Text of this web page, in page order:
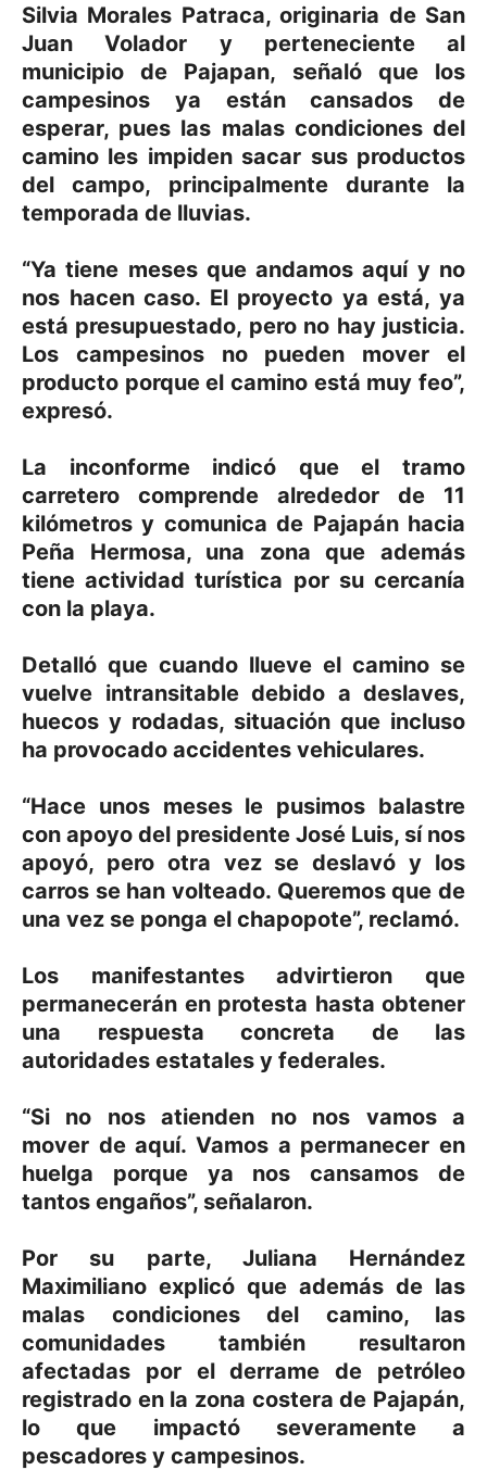
Silvia Morales Patraca, originaria de San
Juan Volador y perteneciente al
municipio de Pajapan, señaló que los
campesinos ya están cansados de
esperar, pues las malas condiciones del
camino les impiden sacar sus productos
del campo, principalmente durante la
temporada de lluvias.
“Ya tiene meses que andamos aquí y no
nos hacen caso. El proyecto ya está, ya
está presupuestado, pero no hay justicia.
Los campesinos no pueden mover el
producto porque el camino está muy feo”,
expresó.
La inconforme indicó que el tramo
carretero comprende alrededor de 11
kilómetros y comunica de Pajapán hacia
Peña Hermosa, una zona que además
tiene actividad turística por su cercanía
con la playa.
Detalló que cuando llueve el camino se
vuelve intransitable debido a deslaves,
huecos y rodadas, situación que incluso
ha provocado accidentes vehiculares.
“Hace unos meses le pusimos balastre
con apoyo del presidente José Luis, sí nos
apoyó, pero otra vez se deslavó y los
carros se han volteado. Queremos que de
una vez se ponga el chapopote”, reclamó.
Los manifestantes advirtieron que
permanecerán en protesta hasta obtener
una respuesta concreta de las
autoridades estatales y federales.
“Si no nos atienden no nos vamos a
mover de aquí. Vamos a permanecer en
huelga porque ya nos cansamos de
tantos engaños”, señalaron.
Por su parte, Juliana Hernández
Maximiliano explicó que además de las
malas condiciones del camino, las
comunidades también resultaron
afectadas por el derrame de petróleo
registrado en la zona costera de Pajapán,
lo que impactó severamente a
pescadores y campesinos.